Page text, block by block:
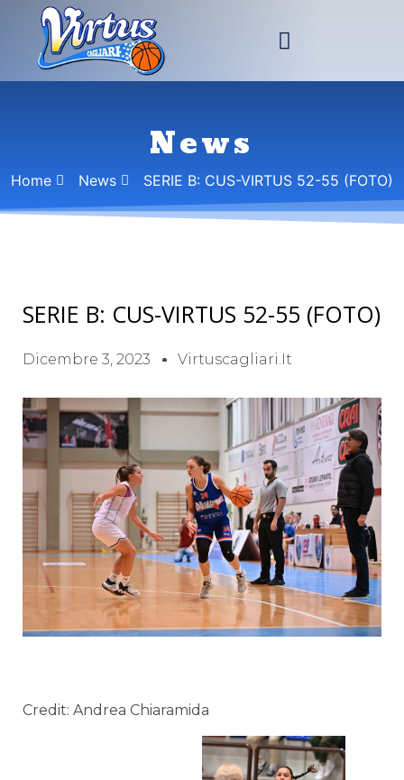
News
Home News SERIE B: CUS-VIRTUS 52-55 (FOTO)
SERIE B: CUS-VIRTUS 52-55 (FOTO)
Dicembre 3, 2023 Virtuscagliari.it
Credit: Andrea Chiaramida